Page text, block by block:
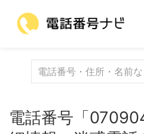
電話番号「